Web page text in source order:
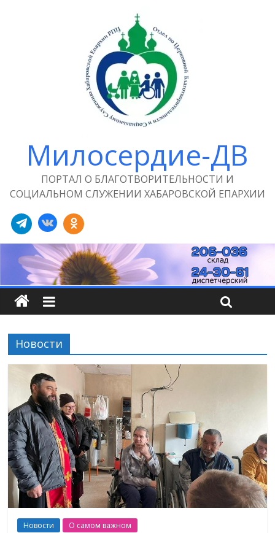
Милосердие-ДВ
ПОРТАЛ О БЛАГОТВОРИТЕЛЬНОСТИ И
СОЦИАЛЬНОМ СЛУЖЕНИИ ХАБАРОВСКОЙ ЕПАРХИИ
Новости
Новости О самом важном